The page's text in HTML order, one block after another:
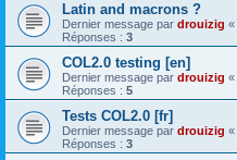
Latin and macrons ?
Dernier message par drouizig «
Réponses : 3
COL2.0 testing [en]
Dernier message par drouizig «
Réponses : 5
Tests COL2.0 [fr]
Dernier message par drouizig «
Réponses : 3